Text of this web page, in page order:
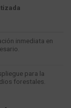
inmediata en
para la
forestales.